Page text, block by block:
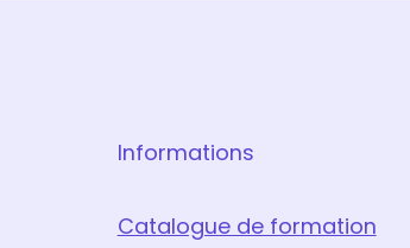
Informations
Catalogue de formation